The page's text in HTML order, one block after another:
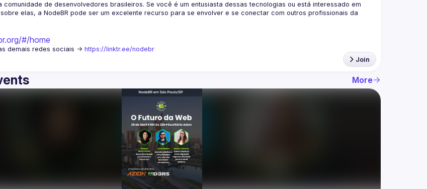
comunidade de desenvolvedores brasileiros. Se você é um entusiasta dessas tecnologias ou está interessado em
elas, a NodeBR pode ser um excelente recurso para se envolver e se conectar com outros profissionais da
#/home
demais redes sociais -> https://linktr.ee/nodebr
Join
More